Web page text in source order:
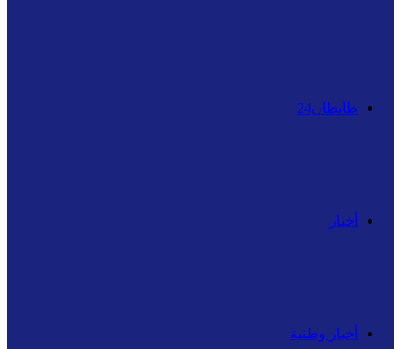
طانطان24
أخبار
أخبار وطنية